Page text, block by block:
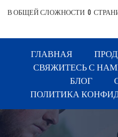
В ОБЩЕЙ СЛОЖНОСТИ 0
ГЛАВНАЯ
СВЯЖИТЕСЬ С
БЛОГ
ПОЛИТИКА